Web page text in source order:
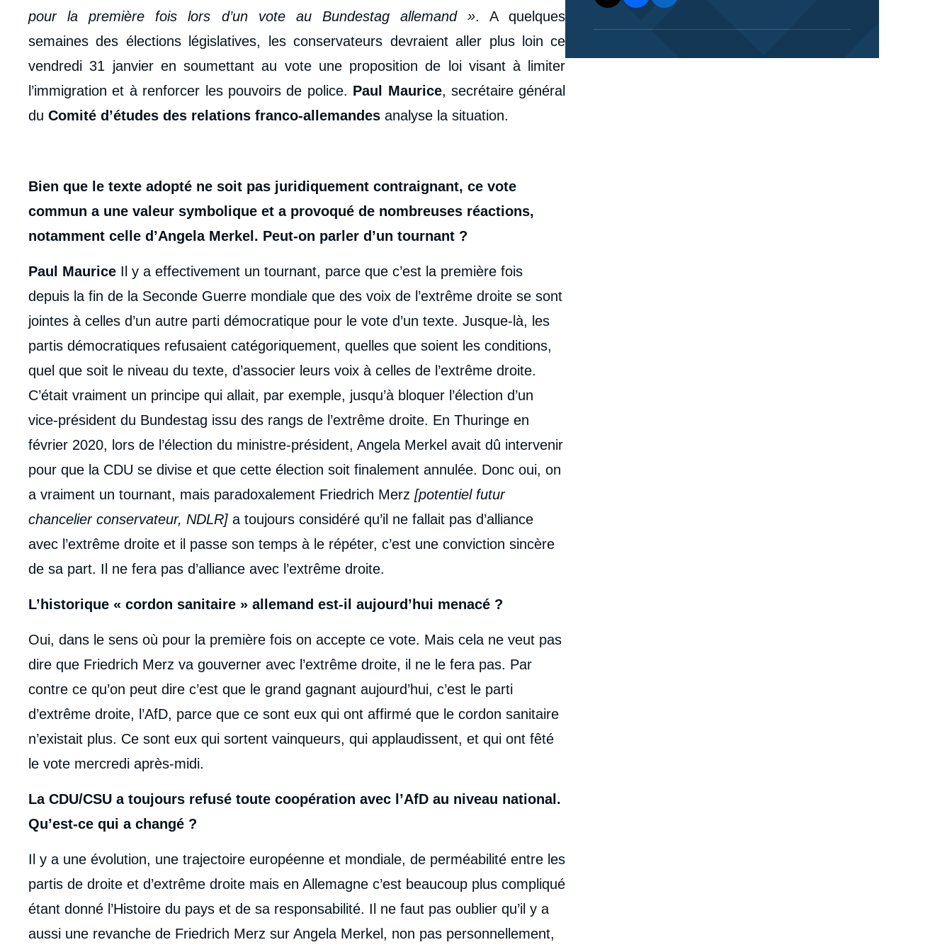
pour la première fois lors d’un vote au Bundestag allemand ». A quelques
semaines des élections législatives, les conservateurs devraient aller plus loin ce
vendredi 31 janvier en soumettant au vote une proposition de loi visant à limiter
l’immigration et à renforcer les pouvoirs de police. Paul Maurice, secrétaire général
du Comité d’études des relations franco-allemandes analyse la situation.
Bien que le texte adopté ne soit pas juridiquement contraignant, ce vote
commun a une valeur symbolique et a provoqué de nombreuses réactions,
notamment celle d’Angela Merkel. Peut-on parler d’un tournant ?
Paul Maurice Il y a effectivement un tournant, parce que c’est la première fois
depuis la fin de la Seconde Guerre mondiale que des voix de l’extrême droite se sont
jointes à celles d’un autre parti démocratique pour le vote d’un texte. Jusque-là, les
partis démocratiques refusaient catégoriquement, quelles que soient les conditions,
quel que soit le niveau du texte, d’associer leurs voix à celles de l’extrême droite.
C’était vraiment un principe qui allait, par exemple, jusqu’à bloquer l’élection d’un
vice-président du Bundestag issu des rangs de l’extrême droite. En Thuringe en
février 2020, lors de l’élection du ministre-président, Angela Merkel avait dû intervenir
pour que la CDU se divise et que cette élection soit finalement annulée. Donc oui, on
a vraiment un tournant, mais paradoxalement Friedrich Merz [potentiel futur
chancelier conservateur, NDLR] a toujours considéré qu’il ne fallait pas d’alliance
avec l’extrême droite et il passe son temps à le répéter, c’est une conviction sincère
de sa part. Il ne fera pas d’alliance avec l’extrême droite.
L’historique « cordon sanitaire » allemand est-il aujourd’hui menacé ?
Oui, dans le sens où pour la première fois on accepte ce vote. Mais cela ne veut pas
dire que Friedrich Merz va gouverner avec l’extrême droite, il ne le fera pas. Par
contre ce qu’on peut dire c’est que le grand gagnant aujourd’hui, c’est le parti
d’extrême droite, l’AfD, parce que ce sont eux qui ont affirmé que le cordon sanitaire
n’existait plus. Ce sont eux qui sortent vainqueurs, qui applaudissent, et qui ont fêté
le vote mercredi après-midi.
La CDU/CSU a toujours refusé toute coopération avec l’AfD au niveau national.
Qu’est-ce qui a changé ?
Il y a une évolution, une trajectoire européenne et mondiale, de perméabilité entre les
partis de droite et d’extrême droite mais en Allemagne c’est beaucoup plus compliqué
étant donné l’Histoire du pays et de sa responsabilité. Il ne faut pas oublier qu’il y a
aussi une revanche de Friedrich Merz sur Angela Merkel, non pas personnellement,